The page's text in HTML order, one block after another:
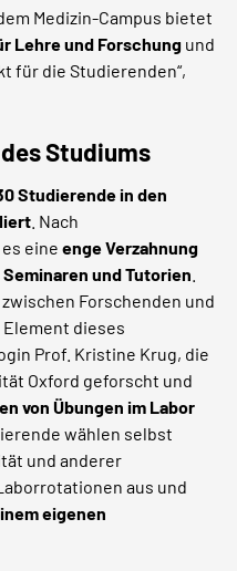
Medizin-Campus bietet
Lehre und Forschung und
für die Studierenden“,
Studiums
Studierende in den
. Nach
es eineenge Verzahnung
und Tutorien
Forschenden und
dieses
Prof. Kristine Krug, die
Oxford geforscht und
von Übungen im Labor
wählen selbst
und anderer
aus und
eigenen